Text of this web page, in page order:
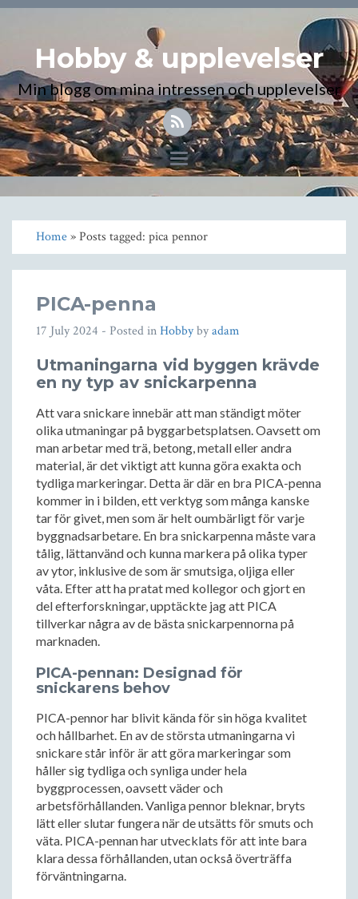
Hobby & upplevelser
Min blogg om mina intressen och upplevelser
Toggle
navigation
Home» Posts tagged: pica pennor
PICA-penna
17 July 2024 - Posted inHobbybyadam
Utmaningarna vid byggen krävde
en ny typ av snickarpenna
Att vara snickare innebär att man ständigt möter
olika utmaningar på byggarbetsplatsen. Oavsett om
man arbetar med trä, betong, metall eller andra
material, är det viktigt att kunna göra exakta och
tydliga markeringar. Detta är där en bra PICA-penna
kommer in i bilden, ett verktyg som många kanske
tar för givet, men som är helt oumbärligt för varje
byggnadsarbetare. En bra snickarpenna måste vara
tålig, lättanvänd och kunna markera på olika typer
av ytor, inklusive de som är smutsiga, oljiga eller
våta. Efter att ha pratat med kollegor och gjort en
del efterforskningar, upptäckte jag att PICA
tillverkar några av de bästa snickarpennorna på
marknaden.
PICA-pennan: Designad för
snickarens behov
PICA-pennor har blivit kända för sin höga kvalitet
och hållbarhet. En av de största utmaningarna vi
snickare står inför är att göra markeringar som
håller sig tydliga och synliga under hela
byggprocessen, oavsett väder och
arbetsförhållanden. Vanliga pennor bleknar, bryts
lätt eller slutar fungera när de utsätts för smuts och
väta. PICA-pennan har utvecklats för att inte bara
klara dessa förhållanden, utan också överträffa
förväntningarna.